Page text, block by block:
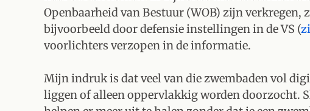
Openbaarheid van Bestuur (WOB) zijn verkregen,
bijvoorbeeld door defensie instellingen in de VS (
voorlichters verzopen in de informatie.
Mijn indruk is dat veel van die zwembaden vol
liggen of alleen oppervlakkig worden doorzocht.